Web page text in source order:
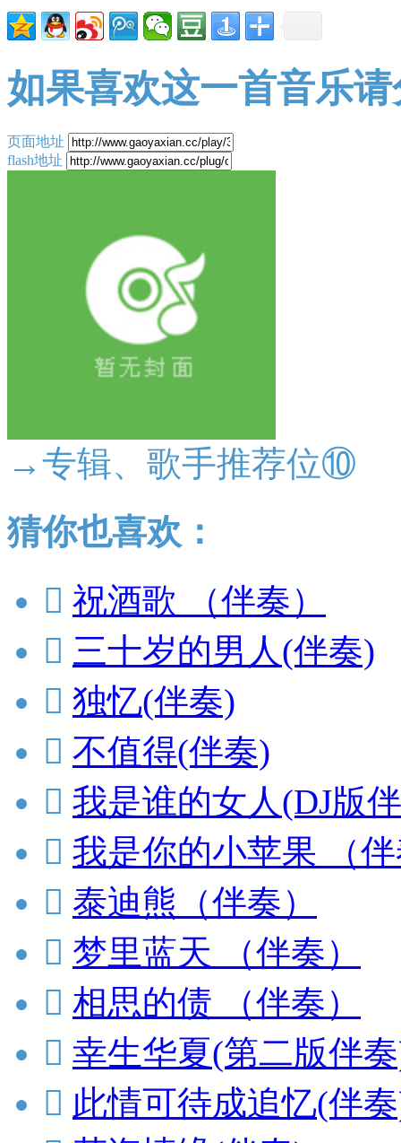
如果喜欢这一首音乐
页面地址
flash地址
→专辑、歌手推荐位⑩
猜你也喜欢：
 祝酒歌 （伴奏）
 三十岁的男人(伴奏)
 独忆(伴奏)
 不值得(伴奏)
 我是谁的女人(DJ版
 我是你的小苹果 （
 泰迪熊（伴奏）
 梦里蓝天 （伴奏）
 相思的债 （伴奏）
 幸生华夏(第二版伴
 此情可待成追忆(伴